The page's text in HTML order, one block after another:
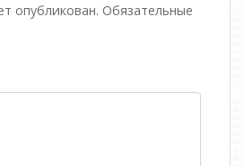
опубликован. Обязательные